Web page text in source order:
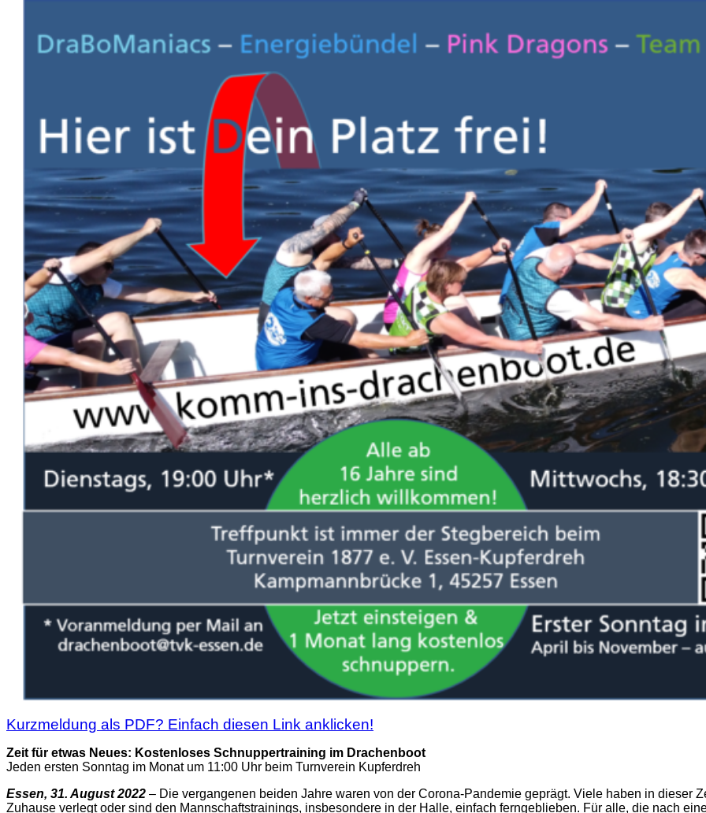
Kurzmeldung als PDF? Einfach diesen Link anklicken!
Zeit für etwas Neues: Kostenloses Schnuppertraining im Drachenboot
Jeden ersten Sonntag im Monat um 11:00 Uhr beim Turnverein Kupferdreh
Essen, 31. August 2022 – Die vergangenen beiden Jahre waren von der Corona-Pandemie geprägt. Viele haben in dieser
Zuhause verlegt oder sind den Mannschaftstrainings, insbesondere in der Halle, einfach ferngeblieben. Für alle, die nach